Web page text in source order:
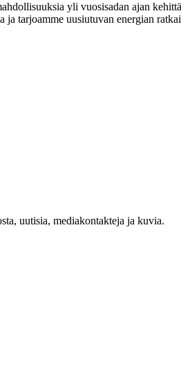
yli vuosisadan ajan
tarjoamme uusiutuvan energian
uutisia, mediakontakteja ja kuvia.